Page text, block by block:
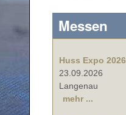
Messen
Huss Expo 2026
23.09.2026
Langenau
mehr ...